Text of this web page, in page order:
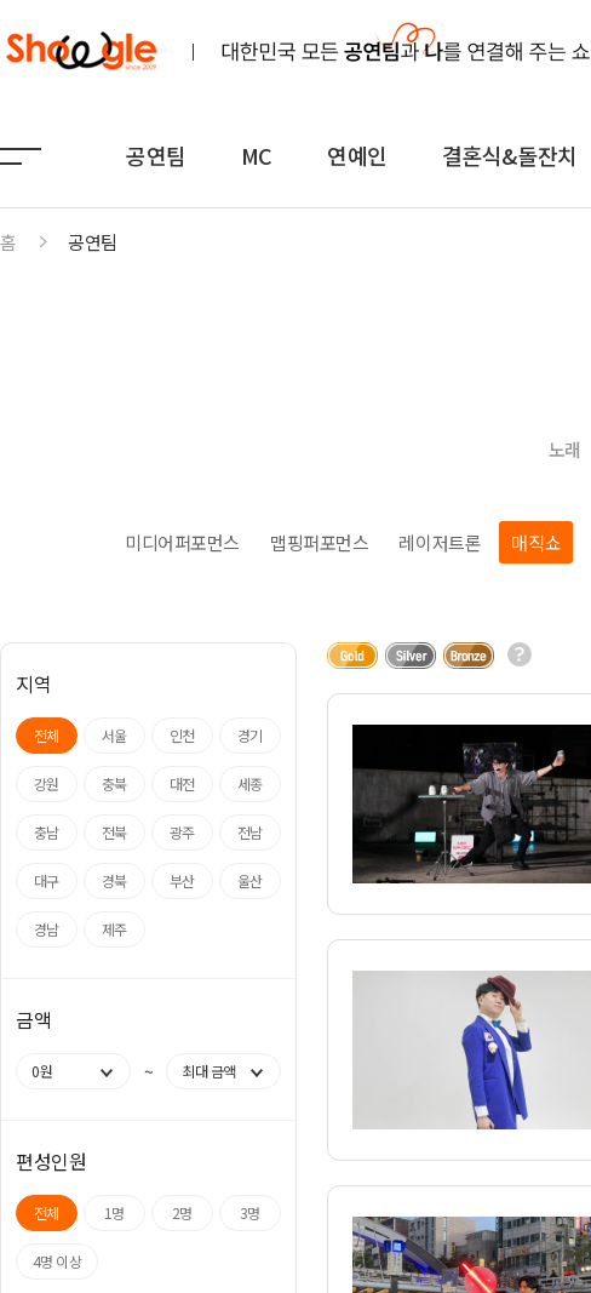
공연팀 MC 연예인 결혼식&돌잔치
708090·포크
국악·클래식·재즈·뮤지컬
홈 공연팀
노래
미디어퍼포먼스 맵핑퍼포먼스 레이저트론 매직쇼
지역
전체 서울 인천 경기
강원 충북 대전 세종
충남 전북 광주 전남
대구 경북 부산 울산
경남 제주
금액
0원 ~ 최대 금액
편성인원
전체 1명 2명 3명
4명 이상